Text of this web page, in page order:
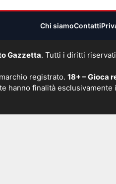
Chi siamoContatti
Gazzetta. Tutti i diritti
registrato. 18+ – Gioca
hanno finalità